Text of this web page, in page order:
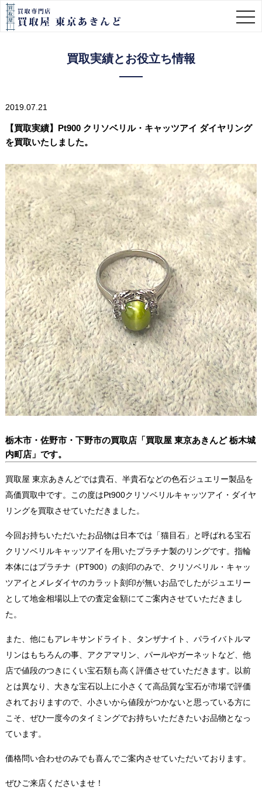
買取実績とお役立ち情報
2019.07.21
【買取実績】Pt900 クリソベリル・キャッツアイ ダイヤリング
を買取いたしました。
栃木市・佐野市・下野市の買取店「買取屋 東京あきんど 栃木城
内町店」です。
買取屋 東京あきんどでは貴石、半貴石などの色石ジュエリー製品を
高価買取中です。この度はPt900クリソベリルキャッツアイ・ダイヤ
リングを買取させていただきました。
今回お持ちいただいたお品物は日本では「猫目石」と呼ばれる宝石
クリソベリルキャッツアイを用いたプラチナ製のリングです。指輪
本体にはプラチナ（PT900）の刻印のみで、クリソベリル・キャッ
ツアイとメレダイヤのカラット刻印が無いお品でしたがジュエリー
として地金相場以上での査定金額にてご案内させていただきまし
た。
また、他にもアレキサンドライト、タンザナイト、パライバトルマ
リンはもちろんの事、アクアマリン、パールやガーネットなど、他
店で値段のつきにくい宝石類も高く評価させていただきます。以前
とは異なり、大きな宝石以上に小さくて高品質な宝石が市場で評価
されておりますので、小さいから値段がつかないと思っている方に
こそ、ぜひ一度今のタイミングでお持ちいただきたいお品物となっ
ています。
価格問い合わせのみでも喜んでご案内させていただいております。
ぜひご来店くださいませ！